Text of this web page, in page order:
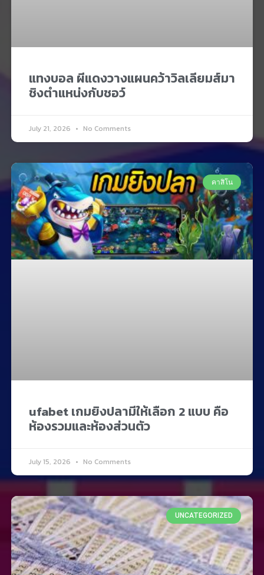
แทงบอล ผีแดงวางแผนคว้าวิลเลียมส์มา
ชิงตำแหน่งกับชอว์
July 21, 2026 No Comments
คาสิโน
ufabet เกมยิงปลามีให้เลือก 2 แบบ คือ
ห้องรวมและห้องส่วนตัว
July 15, 2026 No Comments
UNCATEGORIZED